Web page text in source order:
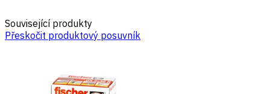
Související produkty
Přeskočit produktový posuvník